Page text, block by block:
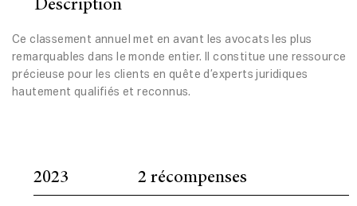
Description
Ce classement annuel met en avant les avocats les plus
remarquables dans le monde entier. Il constitue une ressource
précieuse pour les clients en quête d’experts juridiques
hautement qualifiés et reconnus.
2023 2 récompenses